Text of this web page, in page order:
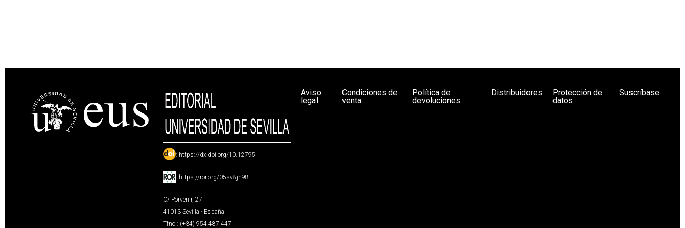
: https://dx.doi.org/10.12795
: https://ror.org/05sv8jh98
C/ Porvenir, 27
41013 Sevilla · España
Tfno.: (+34) 954 487 447
Aviso
legal
Condiciones de
venta
Política de
devoluciones
Distribuidores
Protección de
datos
Suscríbase